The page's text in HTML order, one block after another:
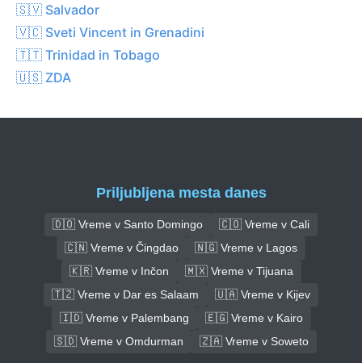
🇸🇻 Salvador
🇻🇨 Sveti Vincent in Grenadini
🇹🇹 Trinidad in Tobago
🇺🇸 ZDA
Priljubljena mesta danes
🇩🇴 Vreme v Santo Domingo
🇨🇴 Vreme v Cali
🇨🇳 Vreme v Čingdao
🇳🇬 Vreme v Lagos
🇰🇷 Vreme v Inčon
🇲🇽 Vreme v Tijuana
🇹🇿 Vreme v Dar es Salaam
🇺🇦 Vreme v Kijev
🇮🇩 Vreme v Palembang
🇪🇬 Vreme v Kairo
🇸🇩 Vreme v Omdurman
🇿🇦 Vreme v Soweto